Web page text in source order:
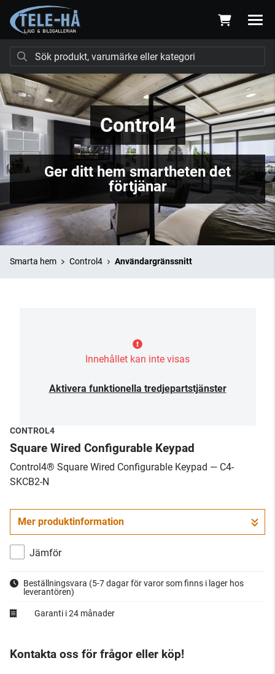
Control4
Ger ditt hem smartheten det
förtjänar
Smarta hem Control4 Användargränssnitt
Innehållet kan inte visas
Aktivera funktionella tredjepartstjänster
CONTROL4
Square Wired Configurable Keypad
Control4® Square Wired Configurable Keypad — C4-
SKCB2-N
Mer produktinformation
Jämför
Beställningsvara (5-7 dagar för varor som finns i lager hos
leverantören)
Garanti i 24 månader
Kontakta oss för frågor eller köp!